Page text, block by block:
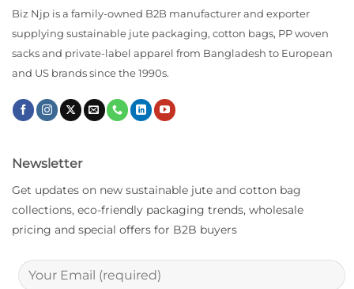
Biz Njp is a family-owned B2B manufacturer and exporter
supplying sustainable jute packaging, cotton bags, PP woven
sacks and private-label apparel from Bangladesh to European
and US brands since the 1990s.
Newsletter
Get updates on new sustainable jute and cotton bag
collections, eco-friendly packaging trends, wholesale
pricing and special offers for B2B buyers